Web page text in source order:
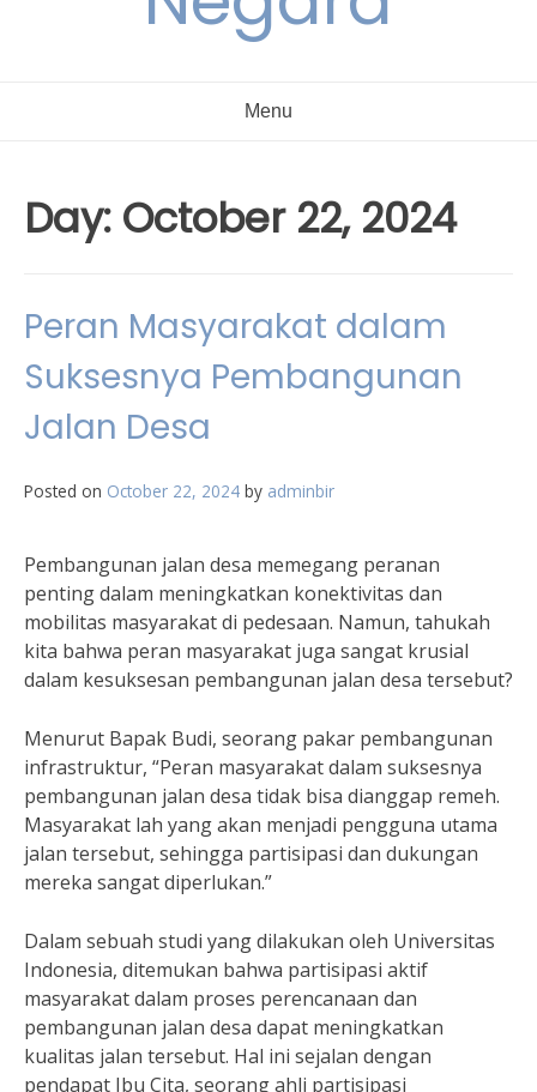
Menu
Day: October 22, 2024
Peran Masyarakat dalam
Suksesnya Pembangunan
Jalan Desa
Posted on October 22, 2024 by adminbir
Pembangunan jalan desa memegang peranan
penting dalam meningkatkan konektivitas dan
mobilitas masyarakat di pedesaan. Namun, tahukah
kita bahwa peran masyarakat juga sangat krusial
dalam kesuksesan pembangunan jalan desa tersebut?
Menurut Bapak Budi, seorang pakar pembangunan
infrastruktur, “Peran masyarakat dalam suksesnya
pembangunan jalan desa tidak bisa dianggap remeh.
Masyarakat lah yang akan menjadi pengguna utama
jalan tersebut, sehingga partisipasi dan dukungan
mereka sangat diperlukan.”
Dalam sebuah studi yang dilakukan oleh Universitas
Indonesia, ditemukan bahwa partisipasi aktif
masyarakat dalam proses perencanaan dan
pembangunan jalan desa dapat meningkatkan
kualitas jalan tersebut. Hal ini sejalan dengan
pendapat Ibu Cita, seorang ahli partisipasi